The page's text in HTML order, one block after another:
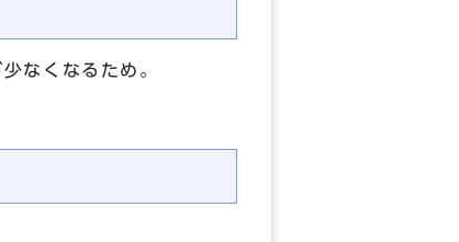
なくなるため。